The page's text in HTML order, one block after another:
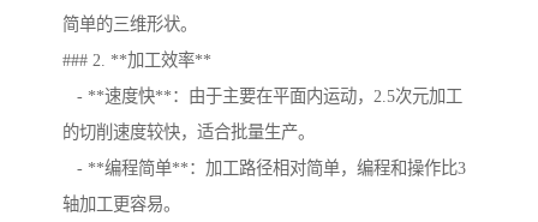
简单的三维形状。
### 2. **加工效率**
- **速度快**：由于主要在平面内运动，2.5次元加工
的切削速度较快，适合批量生产。
- **编程简单**：加工路径相对简单，编程和操作比3
轴加工更容易。